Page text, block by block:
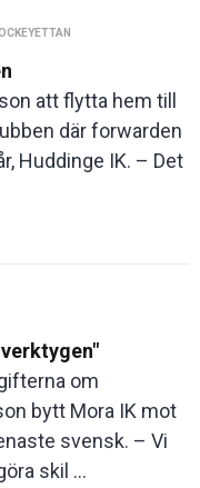
att flytta hem till
där forwarden
Huddinge IK. – Det
om
bytt Mora IK mot
svensk. – Vi
skil ...